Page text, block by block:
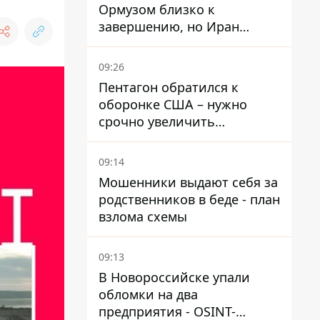
Ормузом близко к
завершению, но Иран
выдвинул новые
требования – СМИ
раскрыли подробности
09:26
Пентагон обратился к
оборонке США – нужно
срочно увеличить
производство вооружений
09:14
Мошенники выдают себя за
родственников в беде - план
взлома схемы
09:13
В Новороссийске упали
обломки на два
предприятия - OSINT-